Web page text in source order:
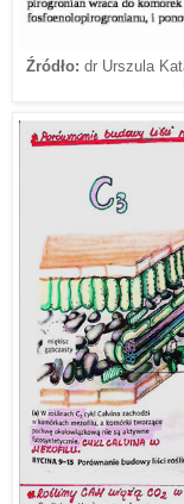
Źródło: dr Urszula